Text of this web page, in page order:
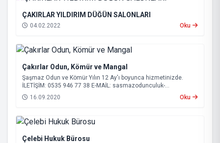
ÇAKIRLAR YILDIRIM DÜĞÜN SALONLARI
04.02.2022 Oku
Çakırlar Odun, Kömür ve Mangal
Şaşmaz Odun ve Kömür Yılın 12 Ay'ı boyunca hizmetinizde.
İLETİŞİM: 0535 946 77 38 E-MAİL: sasmazodunculuk-
serik@hotmail.com
16.09.2020 Oku
Çelebi Hukuk Bürosu